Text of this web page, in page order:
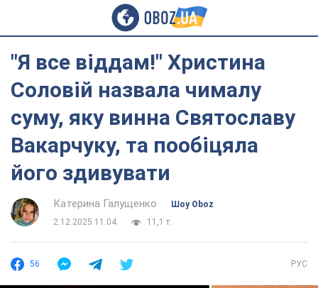
"Я все віддам!" Христина
Соловій назвала чималу
суму, яку винна Святославу
Вакарчуку, та пообіцяла
його здивувати
Катерина Галущенко
Шоу Oboz
2.12.2025 11:04
11,1 т.
56 РУС